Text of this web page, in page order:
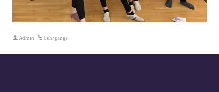
Admin Lehrgänge